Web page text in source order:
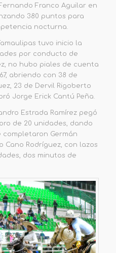
Franco Aguilar en
380 puntos para
nocturna.
tuvo inicio la
por conducto de
no hubo piales de cuenta
abriendo con 38 de
23 de Dervil Rigoberto
Jorge Erick Cantú Peña.
Estrada Ramírez pegó
de 20 unidades, dando
Germán
Cano Rodríguez, con lazos
dos minutos de